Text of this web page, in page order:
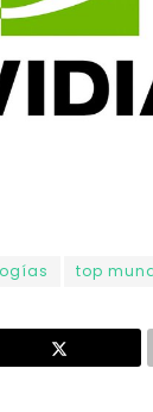
top